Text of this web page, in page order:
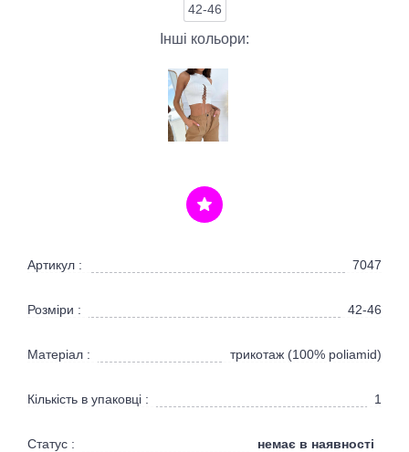
42-46
Інші кольори:
Артикул : 7047
Розміри : 42-46
Матеріал : трикотаж (100% poliamid)
Кількість в упаковці : 1
Статус : немає в наявності